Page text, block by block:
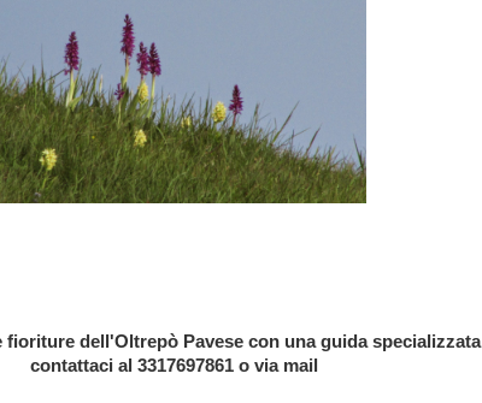
fioriture dell'Oltrepò Pavese con una guida specializzata
contattaci al 3317697861 o via mail